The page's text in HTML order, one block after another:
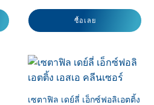
ซื้อเลย
เซตาฟิล เดย์ลี่ เอ็กซ์ฟอลิเอตติ้ง